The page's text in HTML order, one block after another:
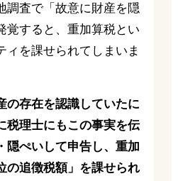
調査で「故意に財産を隠
覚すると、重加算税とい
ィを課せられてしまいま
の存在を認識していたに
税理士にもこの事実を伝
隠ぺいして申告し、重加
の追徴税額」を課せられ